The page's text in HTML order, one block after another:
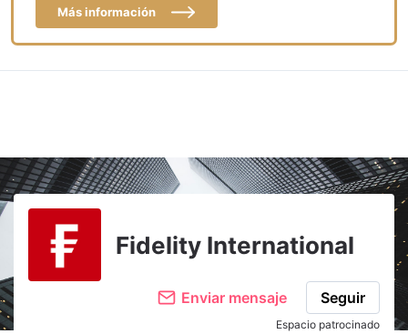
Más información
Fidelity International
Enviar mensaje Seguir
Espacio patrocinado